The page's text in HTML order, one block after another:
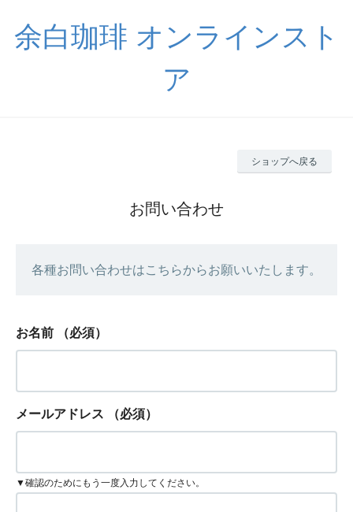
余白珈琲 オンラインスト
ア
ショップへ戻る
お問い合わせ
各種お問い合わせはこちらからお願いいたします。
お名前 （必須）
メールアドレス （必須）
▼確認のためにもう一度入力してください。